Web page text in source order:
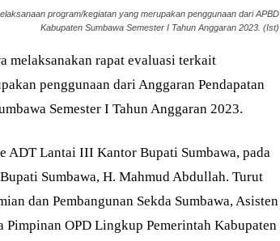
program/kegiatan yang merupakan penggunaan dari APBD
Kabupaten Sumbawa Semester I Tahun Anggaran 2023. (Ist)
melaksanakan rapat evaluasi terkait
penggunaan dari Anggaran Pendapatan
Semester I Tahun Anggaran 2023.
ADT Lantai III Kantor Bupati Sumbawa, pada
Sumbawa, H. Mahmud Abdullah. Turut
dan Pembangunan Sekda Sumbawa, Asisten
Pimpinan OPD Lingkup Pemerintah Kabupaten